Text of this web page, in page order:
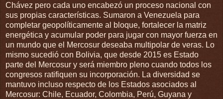
Chávez pero cada uno encabezó un proceso nacional con
sus propias características. Sumaron a Venezuela para
completar geopolíticamente al bloque, fortalecer la matriz
energética y acumular poder para jugar con mayor fuerza en
un mundo que el Mercosur deseaba multipolar de veras. Lo
mismo sucedió con Bolivia, que desde 2015 es Estado
parte del Mercosur y será miembro pleno cuando todos los
congresos ratifiquen su incorporación. La diversidad se
mantuvo incluso respecto de los Estados asociados al
Mercosur: Chile, Ecuador, Colombia, Perú, Guyana y